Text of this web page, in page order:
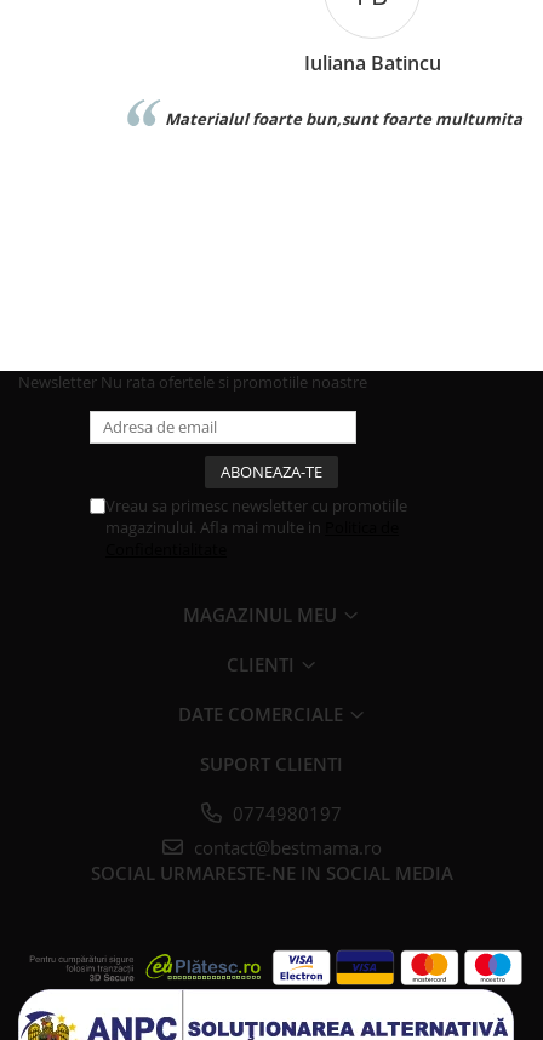
Iuliana Batincu
Materialul foarte bun,sunt foarte multumita
Newsletter Nu rata ofertele si promotiile noastre
Vreau sa primesc newsletter cu promotiile
magazinului. Afla mai multe in
MAGAZINUL MEU
CLIENTI
DATE COMERCIALE
SUPORT CLIENTI
0774980197
contact@bestmama.ro
SOCIAL URMARESTE-NE IN SOCIAL MEDIA